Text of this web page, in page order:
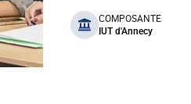
benefits
COMPOSANTE
IUT d'Annecy